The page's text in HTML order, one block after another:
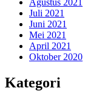
Juli 2021
Juni 2021
Mei 2021
April 2021
Oktober 2020
Kategori